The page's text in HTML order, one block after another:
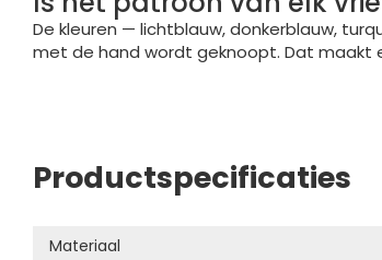
De kleuren — lichtblauw, donkerblauw,
met de hand wordt geknoopt. Dat maakt
Productspecificaties
Materiaal